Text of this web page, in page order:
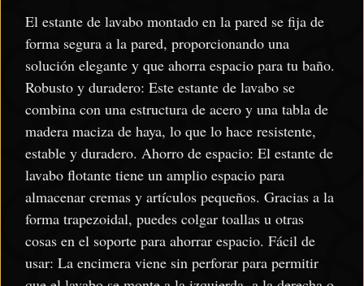
El estante de lavabo montado en la pared se fija de
forma segura a la pared, proporcionando una
solución elegante y que ahorra espacio para tu baño.
Robusto y duradero: Este estante de lavabo se
combina con una estructura de acero y una tabla de
madera maciza de haya, lo que lo hace resistente,
estable y duradero. Ahorro de espacio: El estante de
lavabo flotante tiene un amplio espacio para
almacenar cremas y artículos pequeños. Gracias a la
forma trapezoidal, puedes colgar toallas u otras
cosas en el soporte para ahorrar espacio. Fácil de
usar: La encimera viene sin perforar para permitir